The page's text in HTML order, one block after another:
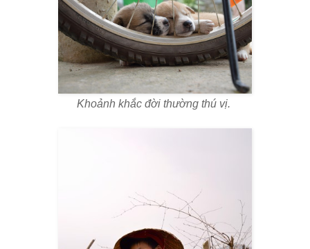
Khoảnh khắc đời thường thú vị.